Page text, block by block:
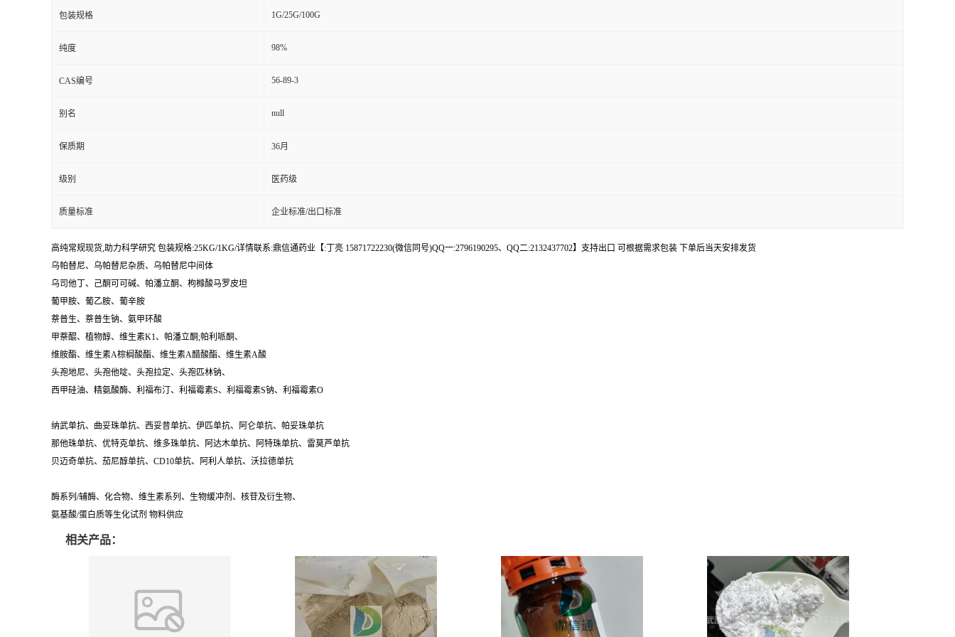
包装规格 1G/25G/100G
纯度 98%
CAS编号 56-89-3
别名 null
保质期 36月
级别 医药级
质量标准 企业标准/出口标准
高纯常规现货,助力科学研究 包装规格:25KG/1KG/详情联系:鼎信通药业【:丁亮 15871722230(微信同号)QQ一:2796190295、QQ二:2132437702】支持出口 可根据需求包装 下单后当天安排发货
乌帕替尼、乌帕替尼杂质、乌帕替尼中间体
乌司他丁、己酮可可碱、帕潘立酮、枸橼酸马罗皮坦
葡甲胺、葡乙胺、葡辛胺
萘普生、萘普生钠、氨甲环酸
甲萘醌、植物醇、维生素K1、帕潘立酮;帕利哌酮、
维胺酯、维生素A棕榈酸酯、维生素A醋酸酯、维生素A酸
头孢地尼、头孢他啶、头孢拉定、头孢匹林钠、
西甲硅油、精氨酸酶、利福布汀、利福霉素S、利福霉素S钠、利福霉素O
纳武单抗、曲妥珠单抗、西妥昔单抗、伊匹单抗、阿仑单抗、帕妥珠单抗
那他珠单抗、优特克单抗、维多珠单抗、阿达木单抗、阿特珠单抗、雷莫芦单抗
贝迈奇单抗、茄尼醇单抗、CD10单抗、阿利人单抗、沃拉德单抗
酶系列/辅酶、化合物、维生素系列、生物缓冲剂、核苷及衍生物、
氨基酸/蛋白质等生化试剂 物料供应
相关产品：